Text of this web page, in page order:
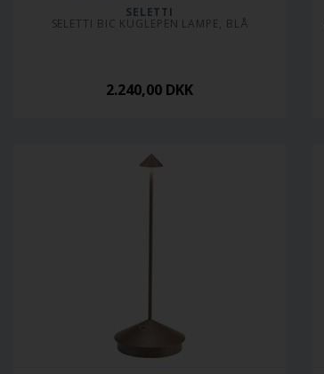
SELETTI
SELETTI BIC KUGLEPEN LAMPE, BLÅ
2.240,00 DKK